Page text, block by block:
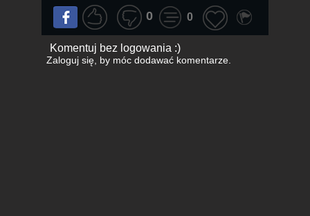
0 0
Komentuj bez logowania :)
Zaloguj się, by móc dodawać komentarze.